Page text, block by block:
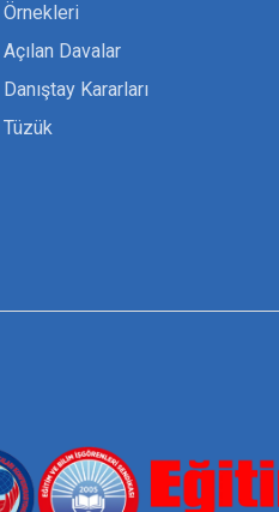
Örnekleri
Açılan Davalar
Danıştay Kararları
Tüzük